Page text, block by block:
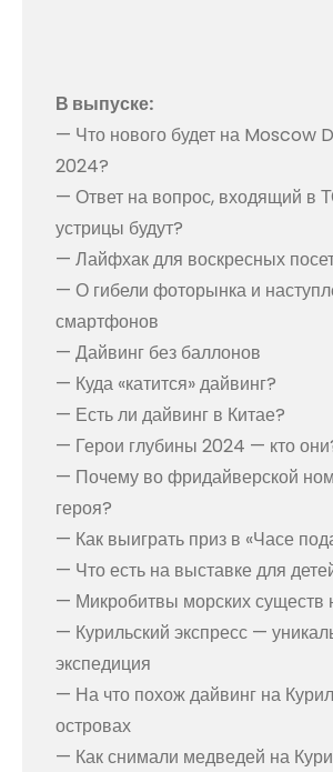
В выпуске:
— Что нового будет на Moscow
2024?
— Ответ на вопрос, входящий в
устрицы будут?
— Лайфхак для воскресных
— О гибели фоторынка и
смартфонов
— Дайвинг без баллонов
— Куда «катится» дайвинг?
— Есть ли дайвинг в Китае?
— Герои глубины 2024 — кто
— Почему во фридайверской
героя?
— Как выиграть приз в «Часе
— Что есть на выставке для
— Микробитвы морских существ
— Курильский экспресс —
экспедиция
— На что похож дайвинг на
островах
— Как снимали медведей на